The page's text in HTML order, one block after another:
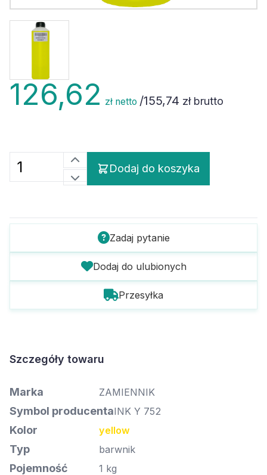
126,62 zł netto /155,74 zł brutto
Dodaj do koszyka
Zadaj pytanie
Dodaj do ulubionych
Przesyłka
Szczegóły towaru
Marka ZAMIENNIK
Symbol producentaINK Y 752
Kolor yellow
Typ barwnik
Pojemność 1 kg